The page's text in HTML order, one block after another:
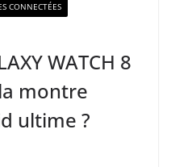
CONNECTÉES
WATCH 8
montre
ultime ?